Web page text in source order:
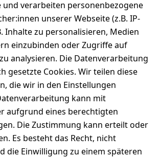
und verarbeiten personenbezogene
unserer Webseite (z.B. IP-
Inhalte zu personalisieren, Medien
einzubinden oder Zugriffe auf
analysieren. Die Datenverarbeitung
gesetzte Cookies. Wir teilen diese
die wir in den Einstellungen
kann mit
aufgrund eines berechtigten
Die Zustimmung kann erteilt oder
Es besteht das Recht, nicht
die Einwilligung zu einem späteren
uns
Registrieren
zum
&
Wir
versenden
mit
Zahle
bequem per